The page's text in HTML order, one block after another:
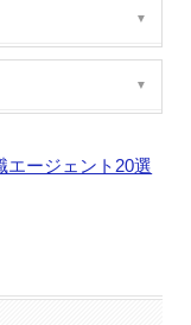
エージェント20選